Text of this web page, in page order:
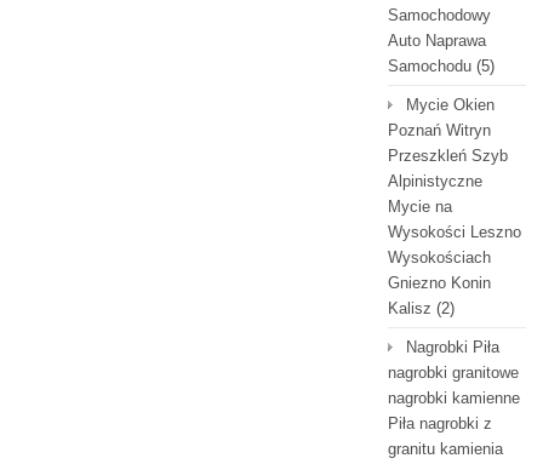
Samochodowy
Auto Naprawa
Samochodu (5)
Mycie Okien
Poznań Witryn
Przeszkleń Szyb
Alpinistyczne
Mycie na
Wysokości Leszno
Wysokościach
Gniezno Konin
Kalisz (2)
Nagrobki Piła
nagrobki granitowe
nagrobki kamienne
Piła nagrobki z
granitu kamienia